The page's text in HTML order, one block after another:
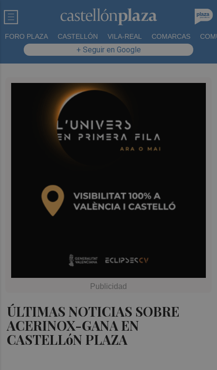
FORO PLAZA CASTELLÓN VILA-REAL COMARCAS
+ Seguir en Google
ÚLTIMAS NOTICIAS SOBRE
ACERINOX-GANA EN
CASTELLóN PLAZA